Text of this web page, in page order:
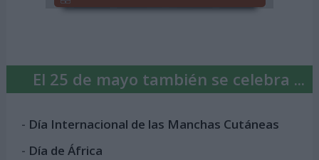
El 25 de mayo también se celebra ...
- Día Internacional de las Manchas Cutáneas
- Día de África